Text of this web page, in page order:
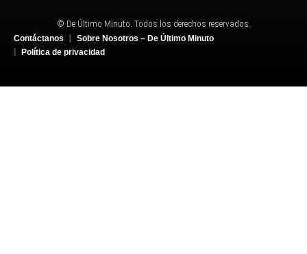
© De Último Minuto. Todos los derechos reservados.
Contáctanos
Sobre Nosotros – De Último Minuto
Política de privacidad